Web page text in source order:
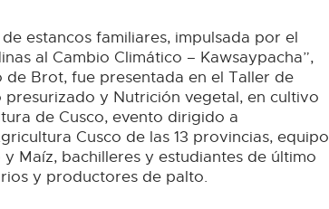
estancos familiares, impulsada por el
al Cambio Climático – Kawsaypacha”,
Brot, fue presentada en el Taller de
presurizado y Nutrición vegetal, en cultivo
de Cusco, evento dirigido a
Cusco de las 13 provincias, equipo
Maíz, bachilleres y estudiantes de último
y productores de palto.